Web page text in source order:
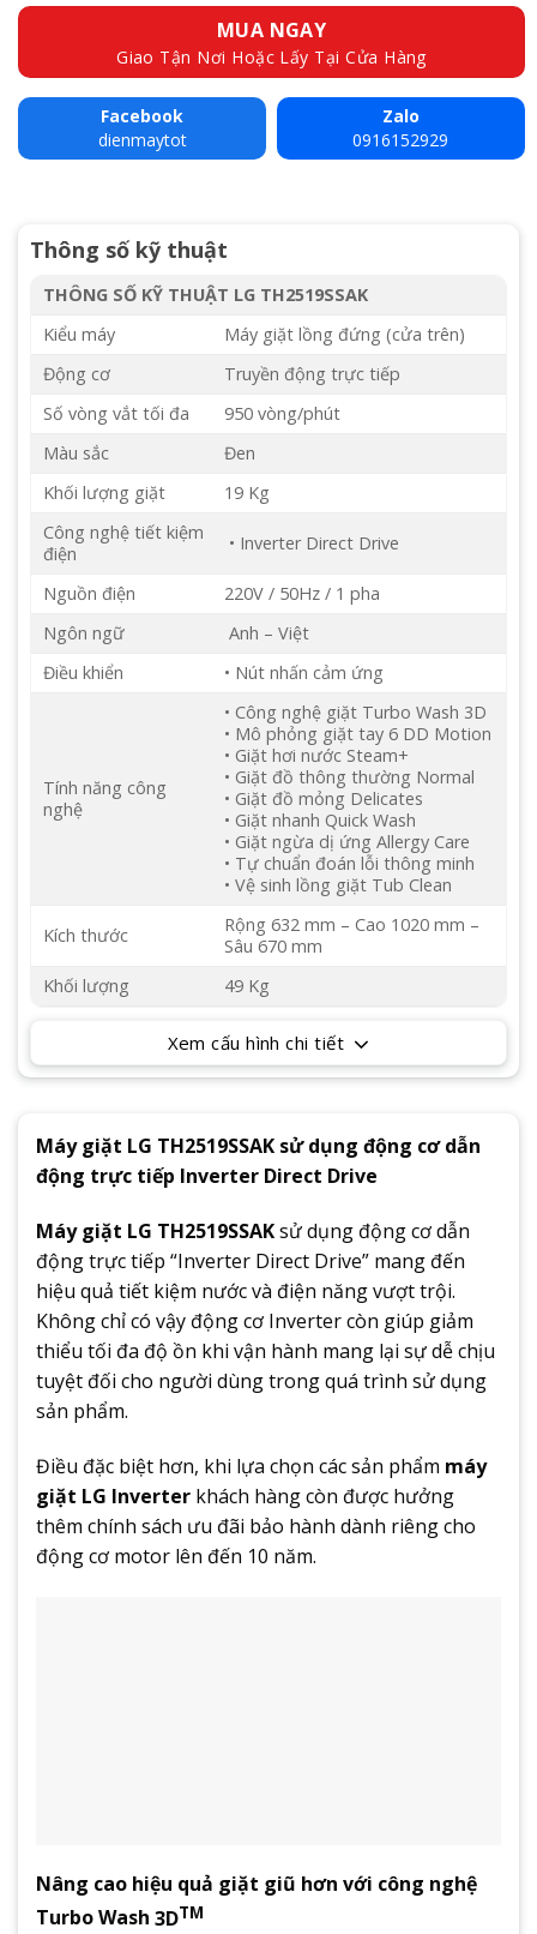
MUA NGAY
Giao Tận Nơi Hoặc Lấy Tại Cửa Hàng
Facebook
dienmaytot
Zalo
0916152929
Máy giặt LG TH2519SSAK sử dụng động cơ dẫn
động trực tiếp Inverter Direct Drive
Máy giặt LG TH2519SSAKsử dụng động cơ dẫn
động trực tiếp “Inverter Direct Drive” mang đến
hiệu quả tiết kiệm nước và điện năng vượt trội.
Không chỉ có vậy động cơ Inverter còn giúp giảm
thiểu tối đa độ ồn khi vận hành mang lại sự dễ chịu
tuyệt đối cho người dùng trong quá trình sử dụng
sản phẩm.
Điều đặc biệt hơn, khi lựa chọn các sản phẩm máy
giặt LG Inverter khách hàng còn được hưởng
thêm chính sách ưu đãi bảo hành dành riêng cho
động cơ motor lên đến 10 năm.
Nâng cao hiệu quả giặt giũ hơn với công nghệ
Turbo Wash 3DTM
Thông số kỹ thuật
THÔNG SỐ KỸ THUẬT LG TH2519SSAK
Kiểu máy
Máy giặt lồng đứng (cửa trên)
Động cơ
Truyền động trực tiếp
Số vòng vắt tối đa
950 vòng/phút
Màu sắc
Đen
Khối lượng giặt
19 Kg
Công nghệ tiết kiệm
điện
• Inverter Direct Drive
Nguồn điện
220V / 50Hz / 1 pha
Ngôn ngữ
Anh – Việt
Điều khiển
• Nút nhấn cảm ứng
Tính năng công
nghệ
• Công nghệ giặt Turbo Wash 3D
• Mô phỏng giặt tay 6 DD Motion
• Giặt hơi nước Steam+
• Giặt đồ thông thường Normal
• Giặt đồ mỏng Delicates
• Giặt nhanh Quick Wash
• Giặt ngừa dị ứng Allergy Care
• Tự chuẩn đoán lỗi thông minh
• Vệ sinh lồng giặt Tub Clean
Kích thước
Rộng 632 mm – Cao 1020 mm –
Sâu 670 mm
Khối lượng
49 Kg
Xem cấu hình chi tiết